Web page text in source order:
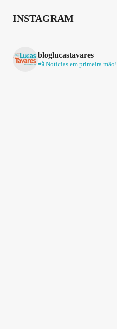
INSTAGRAM
bloglucastavares
📲 Notícias em primeira mão!